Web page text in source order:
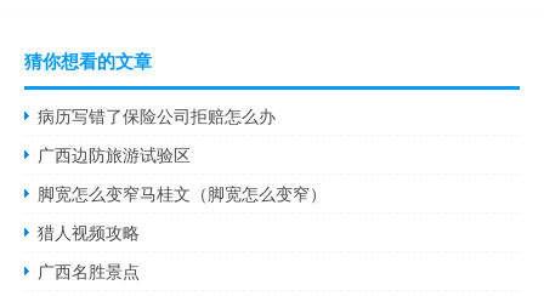
猜你想看的文章
病历写错了保险公司拒赔怎么办
广西边防旅游试验区
脚宽怎么变窄马桂文（脚宽怎么变窄）
猎人视频攻略
广西名胜景点